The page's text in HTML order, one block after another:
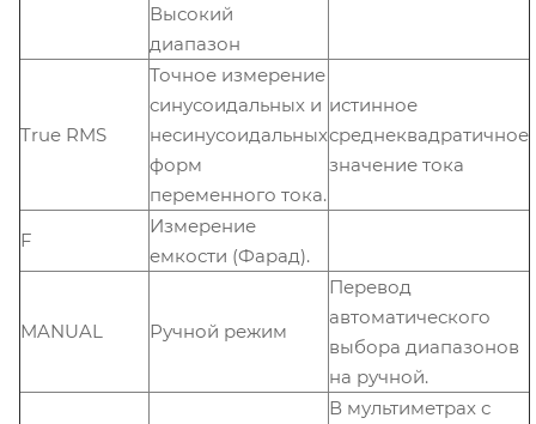
Высокий
диапазон
True RMS
Точное измерение
синусоидальных и
несинусоидальных
форм
переменного тока.
истинное
среднеквадратичное
значение тока
F
Измерение
емкости (Фарад).
MANUAL Ручной режим
Перевод
автоматического
выбора диапазонов
на ручной.
В мультиметрах с